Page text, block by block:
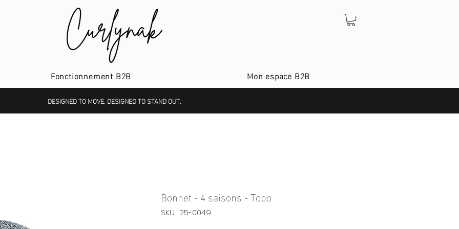
Fonctionnement B2B Mon espace B2B
DESIGNED TO MOVE, DESIGNED TO STAND OUT.
Bonnet - 4 saisons - Topo
SKU : 25-0049